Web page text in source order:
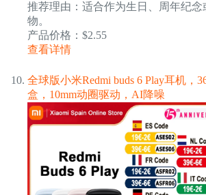
推荐理由：适合作为生日、周年纪
物。
产品价格：$2.55
查看详情
全球版小米Redmi buds 6 Play耳机，
盒，10mm动圈驱动，AI降噪